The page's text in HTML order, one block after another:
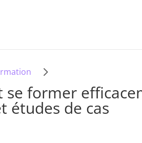
5
se former
études de cas